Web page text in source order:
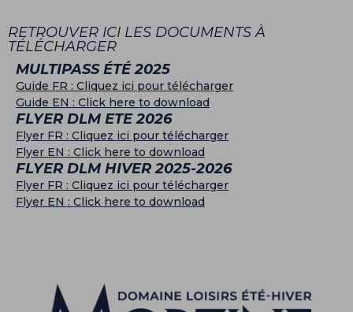
RETROUVER ICI LES DOCUMENTS À
TÉLÉCHARGER
MULTIPASS ÉTÉ 2025
Guide FR : Cliquez ici pour télécharger
Guide EN : Click here to download
FLYER DLM ETE 2026
Flyer FR : Cliquez ici pour télécharger
Flyer EN : Click here to download
FLYER DLM HIVER 2025-2026
Flyer FR : Cliquez ici pour télécharger
Flyer EN : Click here to download